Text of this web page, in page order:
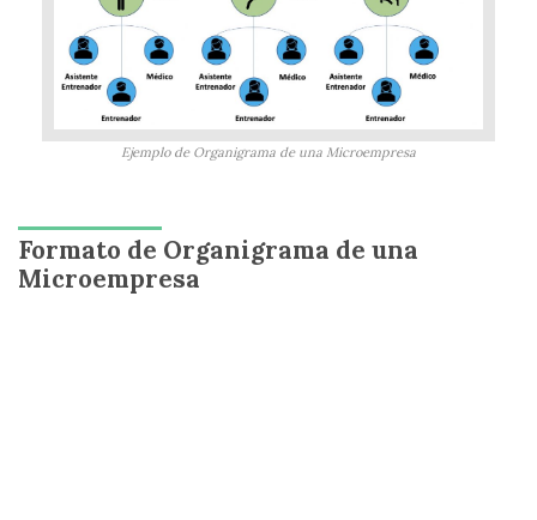
Ejemplo de Organigrama de una Microempresa
Formato de Organigrama de una
Microempresa